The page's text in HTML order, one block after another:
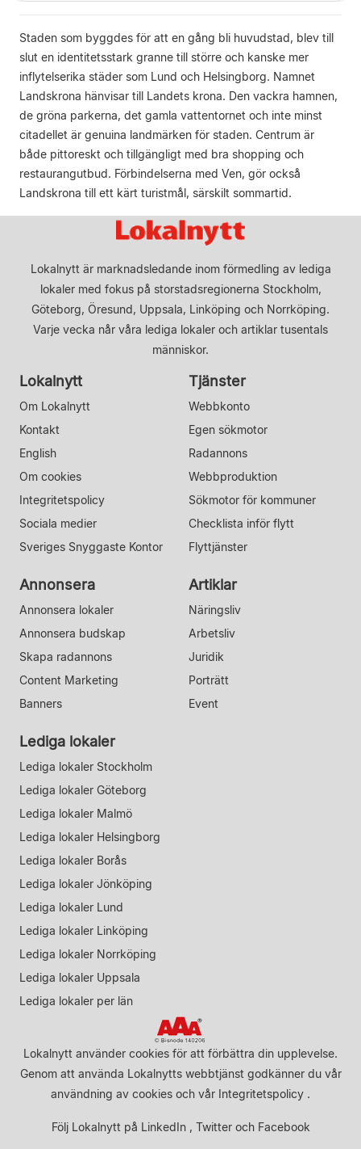
Staden som byggdes för att en gång bli huvudstad, blev till
slut en identitetsstark granne till större och kanske mer
inflytelserika städer som Lund och Helsingborg. Namnet
Landskrona hänvisar till Landets krona. Den vackra hamnen,
de gröna parkerna, det gamla vattentornet och inte minst
citadellet är genuina landmärken för staden. Centrum är
både pittoreskt och tillgängligt med bra shopping och
restaurangutbud. Förbindelserna med Ven, gör också
Landskrona till ett kärt turistmål, särskilt sommartid.
Lokalnytt är marknadsledande inom förmedling av lediga
lokaler med fokus på storstadsregionerna Stockholm,
Göteborg, Öresund, Uppsala, Linköping och Norrköping.
Varje vecka når våra lediga lokaler och artiklar tusentals
människor.
Lokalnytt
Om Lokalnytt
Kontakt
English
Om cookies
Integritetspolicy
Sociala medier
Sveriges Snyggaste Kontor
Tjänster
Webbkonto
Egen sökmotor
Radannons
Webbproduktion
Sökmotor för kommuner
Checklista inför flytt
Flyttjänster
Annonsera
Annonsera lokaler
Annonsera budskap
Skapa radannons
Content Marketing
Banners
Artiklar
Näringsliv
Arbetsliv
Juridik
Porträtt
Event
Lediga lokaler
Lediga lokaler Stockholm
Lediga lokaler Göteborg
Lediga lokaler Malmö
Lediga lokaler Helsingborg
Lediga lokaler Borås
Lediga lokaler Jönköping
Lediga lokaler Lund
Lediga lokaler Linköping
Lediga lokaler Norrköping
Lediga lokaler Uppsala
Lediga lokaler per län
Lokalnytt använder cookies för att förbättra din upplevelse.
Genom att använda Lokalnytts webbtjänst godkänner du vår
användning av cookies och vår Integritetspolicy .
Följ Lokalnytt på LinkedIn, Twitteroch Facebook